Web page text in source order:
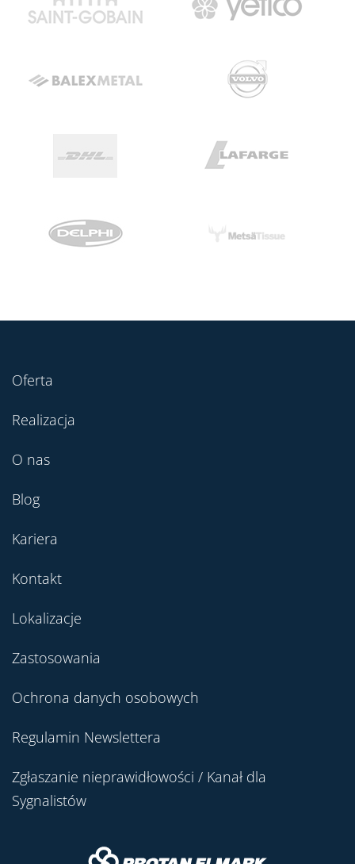
Oferta
Realizacja
O nas
Blog
Kariera
Kontakt
Lokalizacje
Zastosowania
Ochrona danych osobowych
Regulamin Newslettera
Zgłaszanie nieprawidłowości / Kanał dla
Sygnalistów